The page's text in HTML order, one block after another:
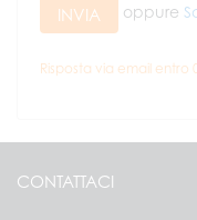
INVIA oppure
Risposta via email entro
CONTATTACI